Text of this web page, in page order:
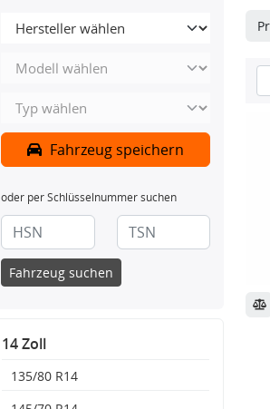
Fahrzeug speichern
oder per Schlüsselnummer suchen
Fahrzeug suchen
14 Zoll
135/80 R14